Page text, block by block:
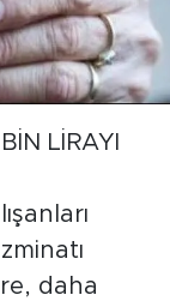
LİRAYI
daha